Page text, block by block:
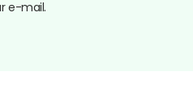
e-mail.